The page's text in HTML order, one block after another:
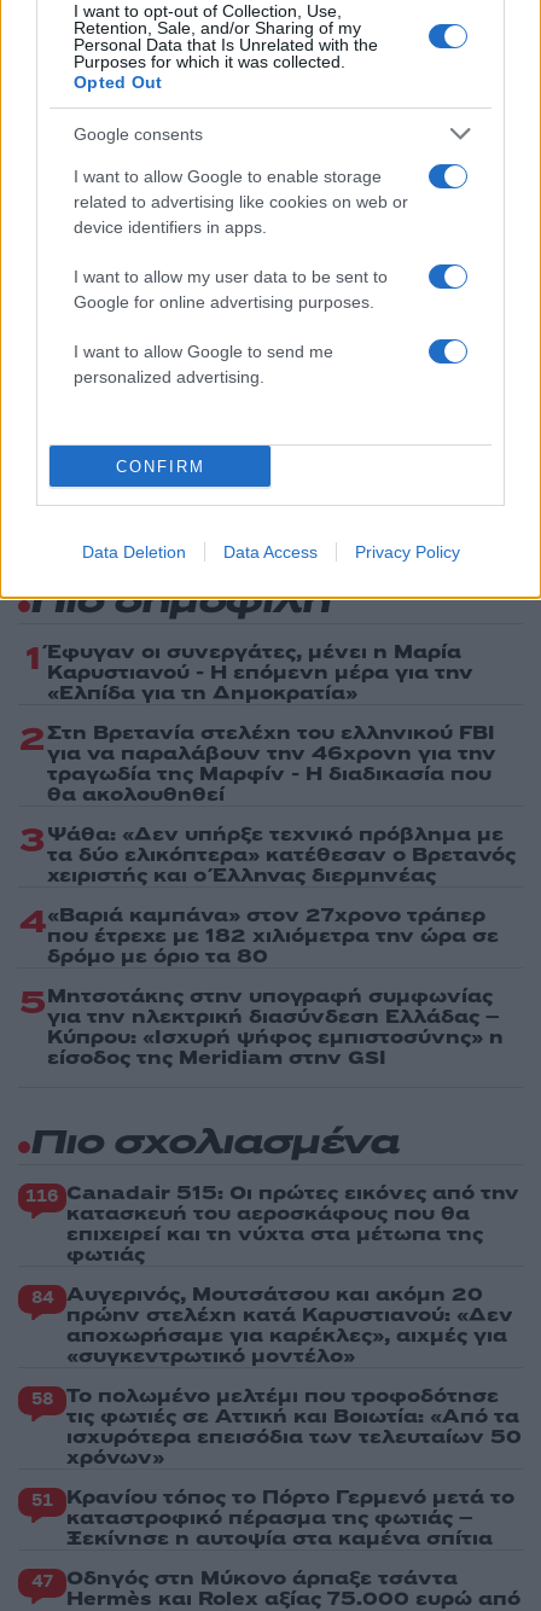
I want to opt-out of Collection, Use,
Retention, Sale, and/or Sharing of my
Personal Data that Is Unrelated with the
Purposes for which it was collected.
Opted Out
Google consents
I want to allow Google to enable storage
related to advertising like cookies on web or
device identifiers in apps.
I want to allow my user data to be sent to
Google for online advertising purposes.
I want to allow Google to send me
personalized advertising.
CONFIRM
Data Deletion Data Access Privacy Policy
Υποβολή σχολίου
Όροι Χρήσης . Το site προστατεύεται από reCAPTCHA, ισχύουν
Πολιτική Απορρήτου
Όροι Χρήσης
ΔΙΑΡΡΗΞΗ
ΦΙΛΟΘΕΗ
Share:
τελευταία νέατης ημέρας
Πιο δημοφιλή
1 Έφυγαν οι συνεργάτες, μένει η Μαρία
Καρυστιανού - Η επόμενη μέρα για την
«Ελπίδα για τη Δημοκρατία»
2Στη Βρετανία στελέχη του ελληνικού FBI
για να παραλάβουν την 46χρονη για την
τραγωδία της Μαρφίν - Η διαδικασία που
θα ακολουθηθεί
3Ψάθα: «Δεν υπήρξε τεχνικό πρόβλημα με
τα δύο ελικόπτερα» κατέθεσαν ο Βρετανός
χειριστής και ο Έλληνας διερμηνέας
4«Βαριά καμπάνα» στον 27χρονο τράπερ
που έτρεχε με 182 χιλιόμετρα την ώρα σε
δρόμο με όριο τα 80
5Μητσοτάκης στην υπογραφή συμφωνίας
για την ηλεκτρική διασύνδεση Ελλάδας –
Κύπρου: «Ισχυρή ψήφος εμπιστοσύνης» η
είσοδος της Meridiam στην GSI
Πιο σχολιασμένα
116 Canadair 515: Οι πρώτες εικόνες από την
κατασκευή του αεροσκάφους που θα
επιχειρεί και τη νύχτα στα μέτωπα της
φωτιάς
84 Αυγερινός, Μουτσάτσου και ακόμη 20
πρώην στελέχη κατά Καρυστιανού: «Δεν
αποχωρήσαμε για καρέκλες», αιχμές για
«συγκεντρωτικό μοντέλο»
58 Το πολωμένο μελτέμι που τροφοδότησε
τις φωτιές σε Αττική και Βοιωτία: «Από τα
ισχυρότερα επεισόδια των τελευταίων 50
χρόνων»
51 Κρανίου τόπος το Πόρτο Γερμενό μετά το
καταστροφικό πέρασμα της φωτιάς –
Ξεκίνησε η αυτοψία στα καμένα σπίτια
47 Οδηγός στη Μύκονο άρπαξε τσάντα
Hermès και Rolex αξίας 75.000 ευρώ από